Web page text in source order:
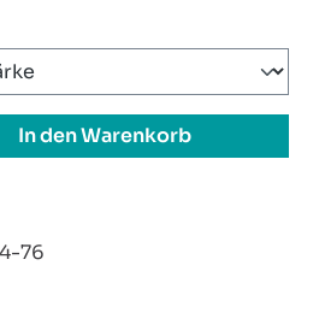
gewünschten
In den Warenkorb
76